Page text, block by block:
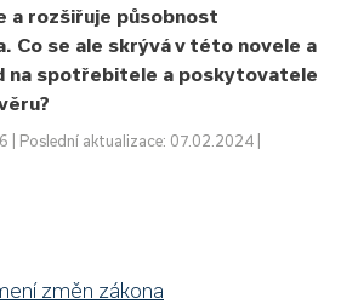
a rozšiřuje působnost
Co se ale skrývá v této novele a
na spotřebitele a poskytovatele
Poslední aktualizace: 07.02.2024 |
změn zákona